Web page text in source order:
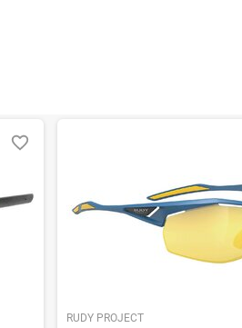
RUDY PROJECT